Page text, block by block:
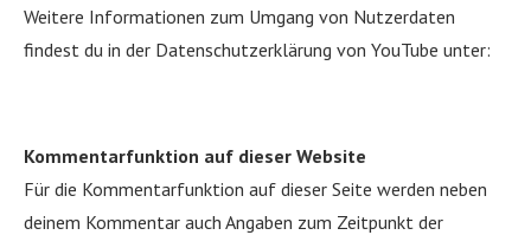
Weitere Informationen zum Umgang von Nutzerdaten
findest du in der Datenschutzerklärung von YouTube unter:
Kommentarfunktion auf dieser Website
Für die Kommentarfunktion auf dieser Seite werden neben
deinem Kommentar auch Angaben zum Zeitpunkt der